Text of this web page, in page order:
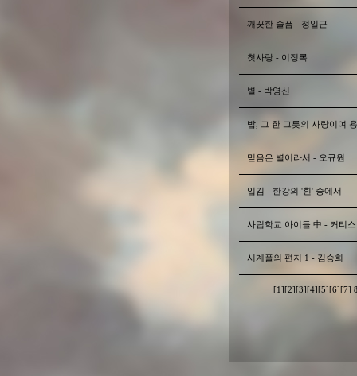
깨끗한 슬픔 - 정일근
첫사랑 - 이정록
별 - 박영신
밥, 그 한 그릇의 사랑이여
믿음은 별이라서 - 오규원
입김 - 한강의 '흰' 중에서
사립학교 아이들 中 - 커티
시계풀의 편지 1 - 김승희
[1] [2] [3] [4] [5] [6] [7]